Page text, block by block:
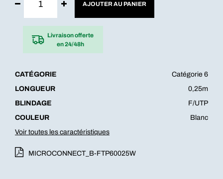
AJOUTER AU PANIER
Livraison offerte
en 24/48h
CATÉGORIE
Catégorie 6
LONGUEUR
0,25m
BLINDAGE
F/UTP
COULEUR
Blanc
Voir toutes les caractéristiques
MICROCONNECT_B-FTP60025W